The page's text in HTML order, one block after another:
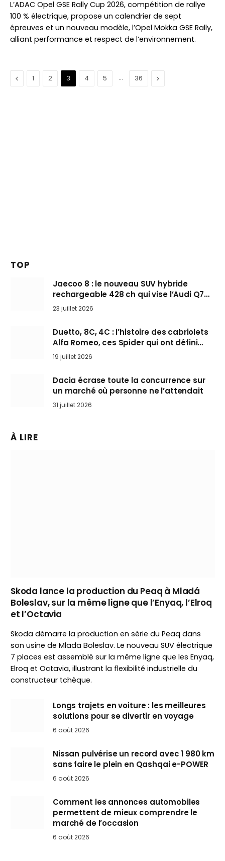
L’ADAC Opel GSE Rally Cup 2026, compétition de rallye
100 % électrique, propose un calendrier de sept
épreuves et un nouveau modèle, l’Opel Mokka GSE Rally,
alliant performance et respect de l’environnement.
Précédent
1 2 3 4 5 … 36 Suivant
TOP
Jaecoo 8 : le nouveau SUV hybride
rechargeable 428 ch qui vise l’Audi Q7
arrive en Europe cet automne
23 juillet 2026
Duetto, 8C, 4C : l’histoire des cabriolets
Alfa Romeo, ces Spider qui ont défini
l’art de rouler cheveux au vent
19 juillet 2026
Dacia écrase toute la concurrence sur
un marché où personne ne l’attendait
31 juillet 2026
À LIRE
Skoda lance la production du Peaq à Mladá
Boleslav, sur la même ligne que l’Enyaq, l’Elroq
et l’Octavia
Skoda démarre la production en série du Peaq dans
son usine de Mlada Boleslav. Le nouveau SUV électrique
7 places est assemblé sur la même ligne que les Enyaq,
Elroq et Octavia, illustrant la flexibilité industrielle du
constructeur tchèque.
Longs trajets en voiture : les meilleures
solutions pour se divertir en voyage
6 août 2026
Nissan pulvérise un record avec 1 980 km
sans faire le plein en Qashqai e-POWER
6 août 2026
Comment les annonces automobiles
permettent de mieux comprendre le
marché de l’occasion
6 août 2026